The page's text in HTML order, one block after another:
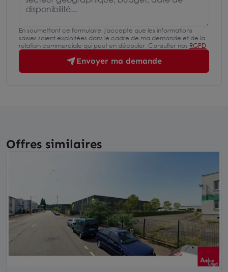
En soumettant ce formulaire, j'accepte que les informations
saisies soient exploitées dans le cadre de ma demande et de la
relation commerciale qui peut en découler. Consulter nos RGPD
Envoyer ma demande
Offres similaires